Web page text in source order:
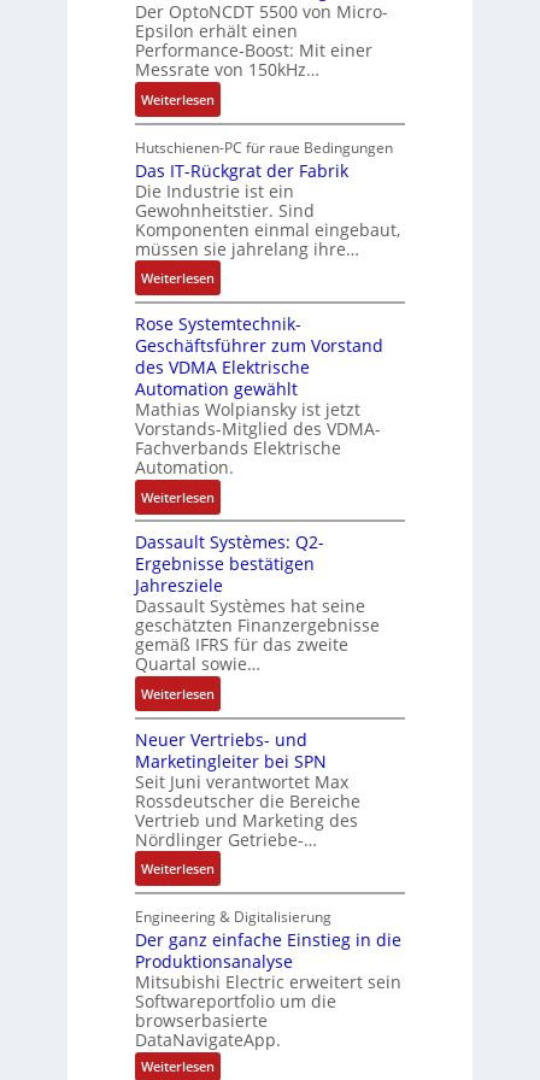
t
w
i
c
k
l
u
n
g
A
r
b
e
i
t
s
k
r
ä
f
t
e
x
p
a
n
d
i
e
r
t
a
n
g
i
m
s
c
h
i
n
e
n
-
u
n
d
A
n
l
a
g
e
n
b
a
u
:
P
o
s
i
t
i
v
e
M
o
m
e
n
t
a
u
f
n
t
t
e
r
i
e
l
o
s
e
M
u
l
i
t
u
r
n
-
K
i
t
E
n
c
o
d
e
r
Der OptoNCDT 5500 von Micro-
Epsilon erhält einen
Performance-Boost: Mit einer
Messrate von 150kHz…
Weiterlesen:
V
e
r
b
e
s
s
e
r
t
e
L
a
s
e
r
r
i
a
n
g
u
l
a
t
i
o
n
Hutschienen-PC für raue Bedingungen
Das IT-Rückgrat der Fabrik
Die Industrie ist ein
Gewohnheitstier. Sind
Komponenten einmal eingebaut,
müssen sie jahrelang ihre…
Weiterlesen:
D
a
s
I
T
-
R
ü
c
k
r
a
t
d
e
r
F
a
b
r
i
k
Rose Systemtechnik-
Geschäftsführer zum Vorstand
des VDMA Elektrische
Automation gewählt
Mathias Wolpiansky ist jetzt
Vorstands-Mitglied des VDMA-
Fachverbands Elektrische
Automation.
Weiterlesen:
R
o
s
e
S
y
s
t
e
m
t
e
c
h
n
k
G
s
c
h
ä
f
Dassault Systèmes: Q2-
Ergebnisse bestätigen
Jahresziele
Dassault Systèmes hat seine
geschätzten Finanzergebnisse
gemäß IFRS für das zweite
Quartal sowie…
Weiterlesen:
D
a
s
s
a
u
l
t
S
y
s
t
è
m
e
s
Neuer Vertriebs- und
Marketingleiter bei SPN
Seit Juni verantwortet Max
Rossdeutscher die Bereiche
Vertrieb und Marketing des
Nördlinger Getriebe-…
Weiterlesen:
N
e
u
e
r
V
e
r
t
Engineering & Digitalisierung
Der ganz einfache Einstieg in die
Produktionsanalyse
Mitsubishi Electric erweitert sein
Softwareportfolio um die
browserbasierte
DataNavigateApp.
Weiterlesen: